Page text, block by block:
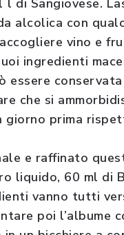
l di Sangiovese.
alcolica con
vino e
ingredienti
essere
che si
giorno prima
e raffinato
liquido, 60 ml di
vanno tutti
poi